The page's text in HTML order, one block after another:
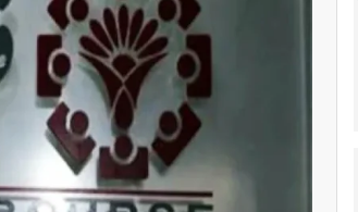
آغاز فروش اقساطی خودروی KMC SR۶ +
قیمت
واکنش